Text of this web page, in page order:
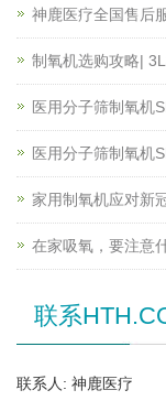
神鹿医疗全国售后
制氧机选购攻略|
医用分子筛制氧机
医用分子筛制氧机
家用制氧机应对新
在家吸氧，要注意
联系
联系人: 神鹿医疗